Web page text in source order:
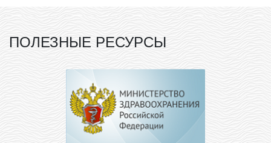
ПОЛЕЗНЫЕ РЕСУРСЫ